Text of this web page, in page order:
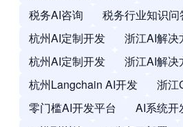
税务AI咨询
税务行业知识问
杭州AI定制开发
浙江AI解决
杭州AI定制开发
浙江AI解决
杭州Langchain AI开发
浙江
零门槛AI开发平台
AI系统开